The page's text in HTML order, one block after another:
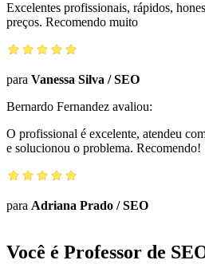
Excelentes profissionais, rápidos,
preços. Recomendo muito
para Vanessa Silva /SEO
Bernardo Fernandez avaliou:
O profissional é excelente, atendeu
e solucionou o problema. Recomendo!
para Adriana Prado /SEO
Você é Professor de